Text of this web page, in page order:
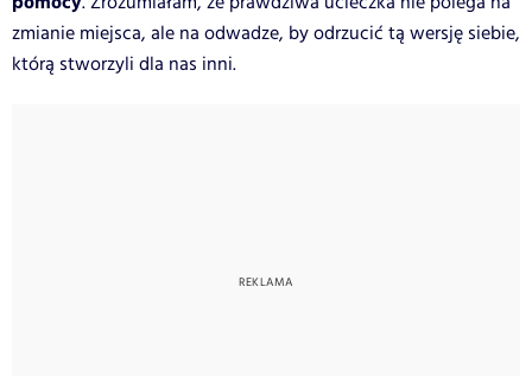
zmianie miejsca, ale na odwadze, by odrzucić tą wersję siebie,
którą stworzyli dla nas inni.